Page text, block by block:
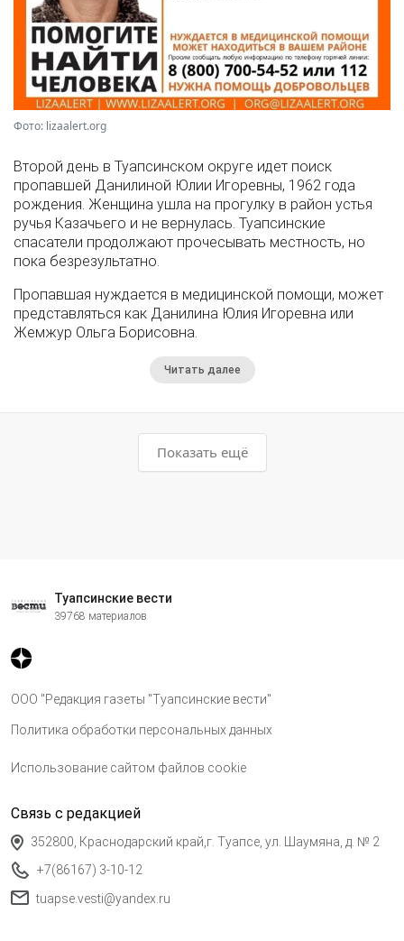
Фото: lizaalert.org
Второй день в Туапсинском округе идет поиск
пропавшей Данилиной Юлии Игоревны, 1962 года
рождения. Женщина ушла на прогулку в район устья
ручья Казачьего и не вернулась. Туапсинские
спасатели продолжают прочесывать местность, но
пока безрезультатно.
Пропавшая нуждается в медицинской помощи, может
представляться как Данилина Юлия Игоревна или
Жемжур Ольга Борисовна.
Читать далее
Показать ещё
Туапсинские вести
39768 материалов
ООО "Редакция газеты "Туапсинские вести"
Политика обработки персональных данных
Использование сайтом файлов cookie
Связь с редакцией
352800, Краснодарский край,г. Туапсе, ул. Шаумяна, д. № 2
+7(86167) 3-10-12
tuapse.vesti@yandex.ru